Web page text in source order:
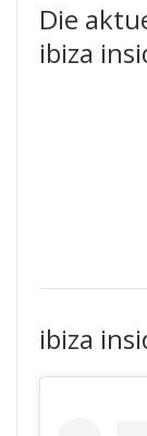
Die
ibiza
ibiza